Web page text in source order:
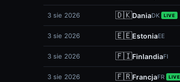
3 sie 2026 🇩🇰DaniaDK LIVE
3 sie 2026 🇪🇪EstoniaEE
3 sie 2026 🇫🇮FinlandiaFI
3 sie 2026 🇫🇷FrancjaFR LIVE